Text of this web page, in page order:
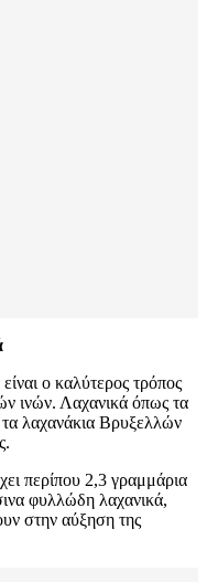
ο καλύτερος τρόπος
ινών. Λαχανικά όπως τα
λαχανάκια Βρυξελλών
περίπου 2,3 γραμμάρια
φυλλώδη λαχανικά,
στην αύξηση της